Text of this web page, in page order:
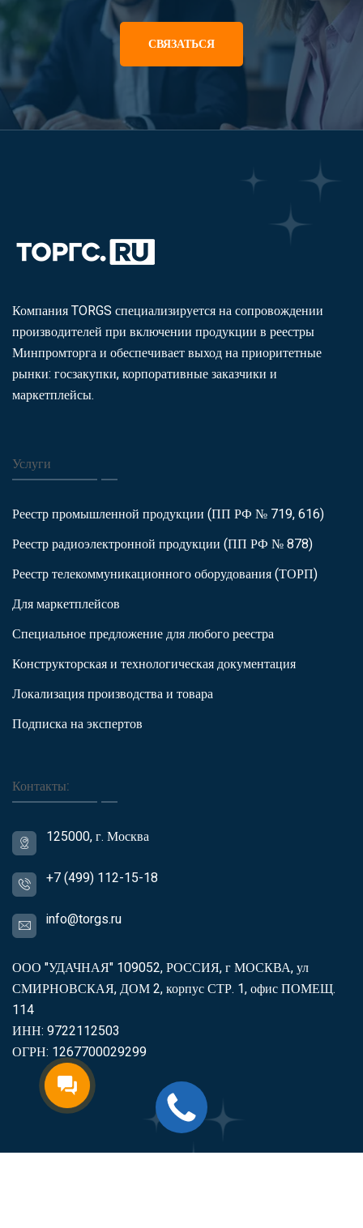
СВЯЗАТЬСЯ
Компания TORGS специализируется на сопровождении
производителей при включении продукции в реестры
Минпромторга и обеспечивает выход на приоритетные
рынки: госзакупки, корпоративные заказчики и
маркетплейсы.
Услуги
Реестр промышленной продукции (ПП РФ № 719, 616)
Реестр радиоэлектронной продукции (ПП РФ № 878)
Реестр телекоммуникационного оборудования (ТОРП)
Для маркетплейсов
Специальное предложение для любого реестра
Конструкторская и технологическая документация
Локализация производства и товара
Подписка на экспертов
Контакты:
125000, г. Москва
+7 (499) 112-15-18
info@torgs.ru
ООО "УДАЧНАЯ" 109052, РОССИЯ, г МОСКВА, ул
СМИРНОВСКАЯ, ДОМ 2, корпус СТР. 1, офис ПОМЕЩ.
114
ИНН: 9722112503
ОГРН: 1267700029299